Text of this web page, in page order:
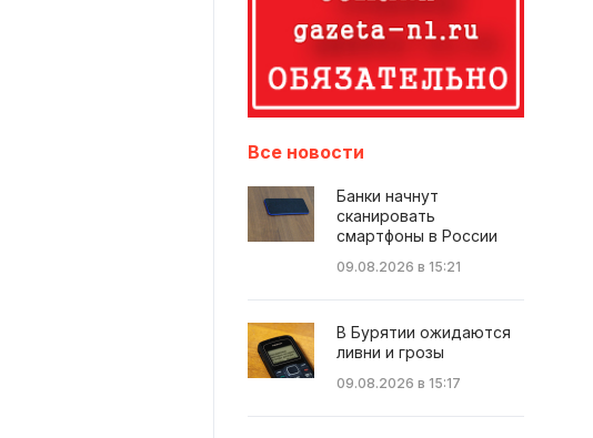
Все новости
Банки начнут
сканировать
смартфоны в России
09.08.2026 в 15:21
В Бурятии ожидаются
ливни и грозы
09.08.2026 в 15:17